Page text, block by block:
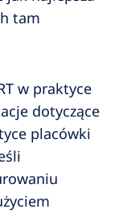
tam
w praktyce
dotyczące
placówki